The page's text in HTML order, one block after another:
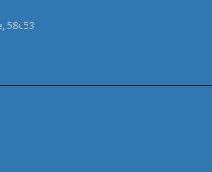
58с53